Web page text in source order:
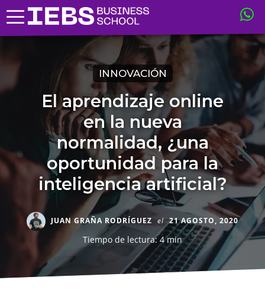
INNOVACIÓN
El aprendizaje online
en la nueva
normalidad, ¿una
oportunidad para la
inteligencia artificial?
JUAN GRAÑA RODRÍGUEZ el 21 AGOSTO, 2020
Tiempo de lectura: 4 min